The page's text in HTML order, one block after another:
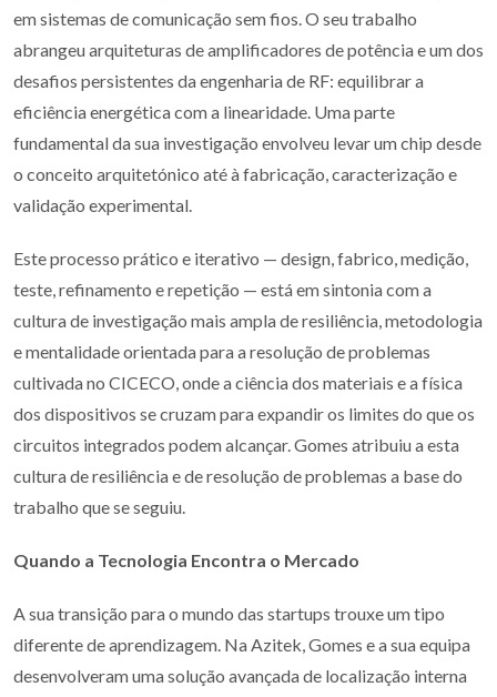
em sistemas de comunicação sem fios. O seu trabalho
abrangeu arquiteturas de amplificadores de potência e um dos
desafios persistentes da engenharia de RF: equilibrar a
eficiência energética com a linearidade. Uma parte
fundamental da sua investigação envolveu levar um chip desde
o conceito arquitetónico até à fabricação, caracterização e
validação experimental.
Este processo prático e iterativo — design, fabrico, medição,
teste, refinamento e repetição — está em sintonia com a
cultura de investigação mais ampla de resiliência, metodologia
e mentalidade orientada para a resolução de problemas
cultivada no CICECO, onde a ciência dos materiais e a física
dos dispositivos se cruzam para expandir os limites do que os
circuitos integrados podem alcançar. Gomes atribuiu a esta
cultura de resiliência e de resolução de problemas a base do
trabalho que se seguiu.
Quando a Tecnologia Encontra o Mercado
A sua transição para o mundo das startups trouxe um tipo
diferente de aprendizagem. Na Azitek, Gomes e a sua equipa
desenvolveram uma solução avançada de localização interna